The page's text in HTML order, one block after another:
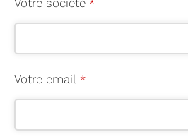
Votre société *
Votre email *